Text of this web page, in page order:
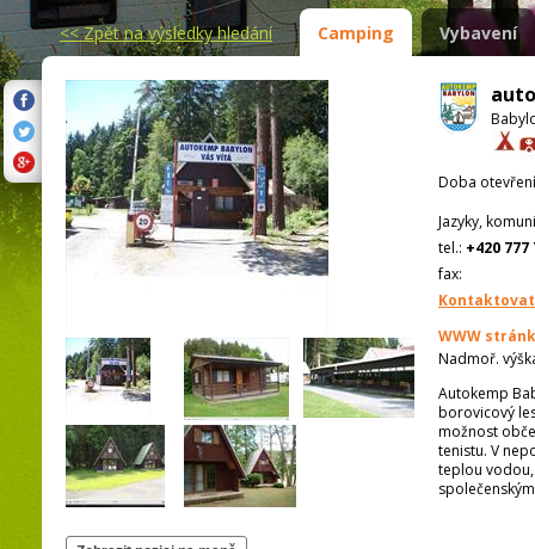
<<Zpět na výsledky hledání Camping Vybavení
Doba
Jazyky,
tel.: +420 777
fax:
WWW
Nadmoř.
Autokemp
borovicový
možnost
tenistu. V
teplou vodou,